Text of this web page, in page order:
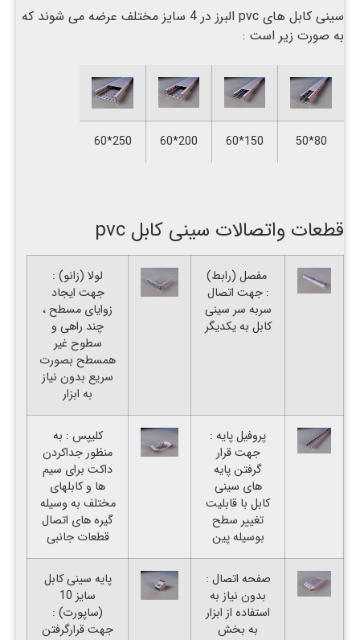
سینی کابل های pvc البرز در 4 سایز مختلف عرضه می شوند که
به صورت زیر است :
80*50
150*60
200*60
250*60
قطعات واتصالات سینی کابل pvc
مفصل (رابط)
: جهت اتصال
سربه سر سینی
کابل به یکدیگر
لولا (زانو) :
جهت ایجاد
زوایای مسطح ،
چند راهی و
سطوح غیر
همسطح بصورت
سریع بدون نیاز
به ابزار
پروفیل پایه :
جهت قرار
گرفتن پایه
های سینی
کابل با قابلیت
تغییر سطح
بوسیله پین
کلیپس : به
منظور جداکردن
داکت برای سیم
ها و کابلهای
مختلف به وسیله
گیره های اتصال
قطعات جانبی
صفحه اتصال :
بدون نیاز به
استفاده از ابزار
به بخش
پایه سینی کابل
سایز 10
(ساپورت) :
جهت قرارگرفتن